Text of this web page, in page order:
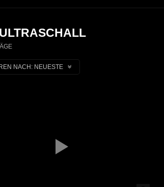
NACH: NEUESTE